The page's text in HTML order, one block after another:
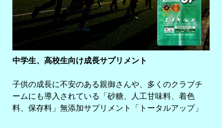
中学生、高校生向け成長サプリメント
子供の成長に不安のある親御さんや、多くのクラブチ
ームにも導入されている「砂糖、人工甘味料、着色
料、保存料」無添加サプリメント「トータルアップ」